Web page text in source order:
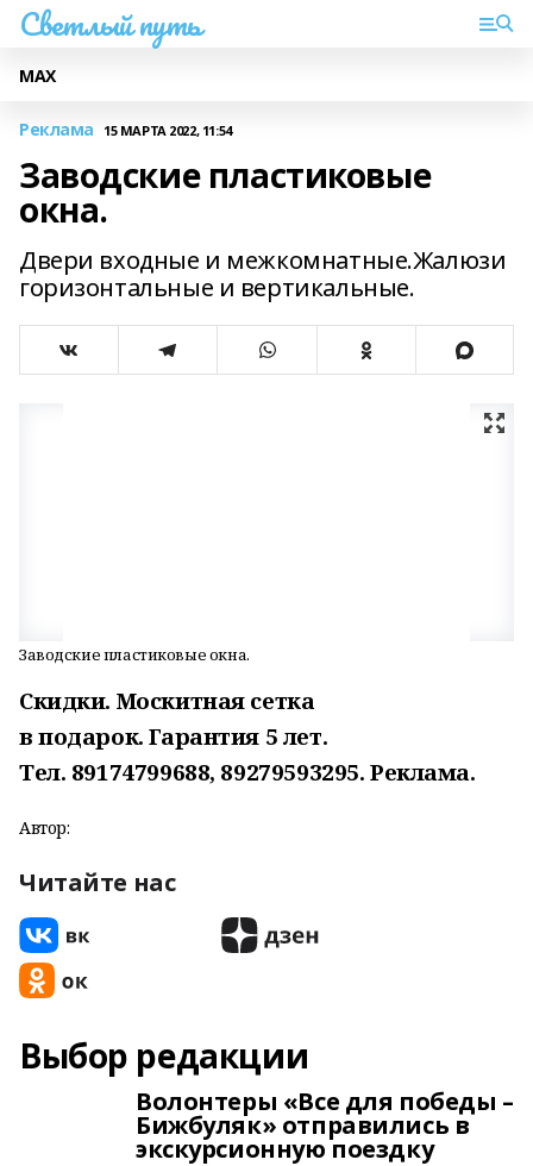
Светлый путь
МАХ
Реклама 15 МАРТА 2022, 11:54
Заводские пластиковые
окна.
Двери входные и межкомнатные.Жалюзи
горизонтальные и вертикальные.
Заводские пластиковые окна.
Скидки. Москитная сетка
в подарок. Гарантия 5 лет.
Тел. 89174799688, 89279593295. Реклама.
Автор:
Читайте нас
Выбор редакции
Волонтеры «Все для победы –
Бижбуляк» отправились в
экскурсионную поездку